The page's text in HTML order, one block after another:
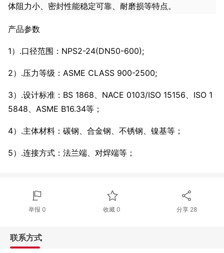
体阻力小、密封性能稳定可靠、耐磨损等特点。
产品参数
1）.口径范围：NPS2-24(DN50-600);
2）.压力等级：ASME CLASS 900-2500;
3）.设计标准：BS 1868、NACE 0103/ISO 15156、ISO 1
5848、ASME B16.34等；
4）.主体材料：碳钢、合金钢、不锈钢、镍基等；
5）.连接方式：法兰端、对焊端等；
举报 0 收藏 0 分享 28
联系方式